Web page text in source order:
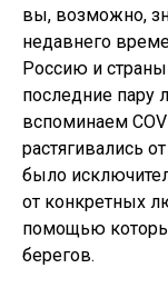
вы, возможно,
недавнего
Россию и
последние пару
вспоминаем
растягивались
было
от конкретных
помощью
берегов.